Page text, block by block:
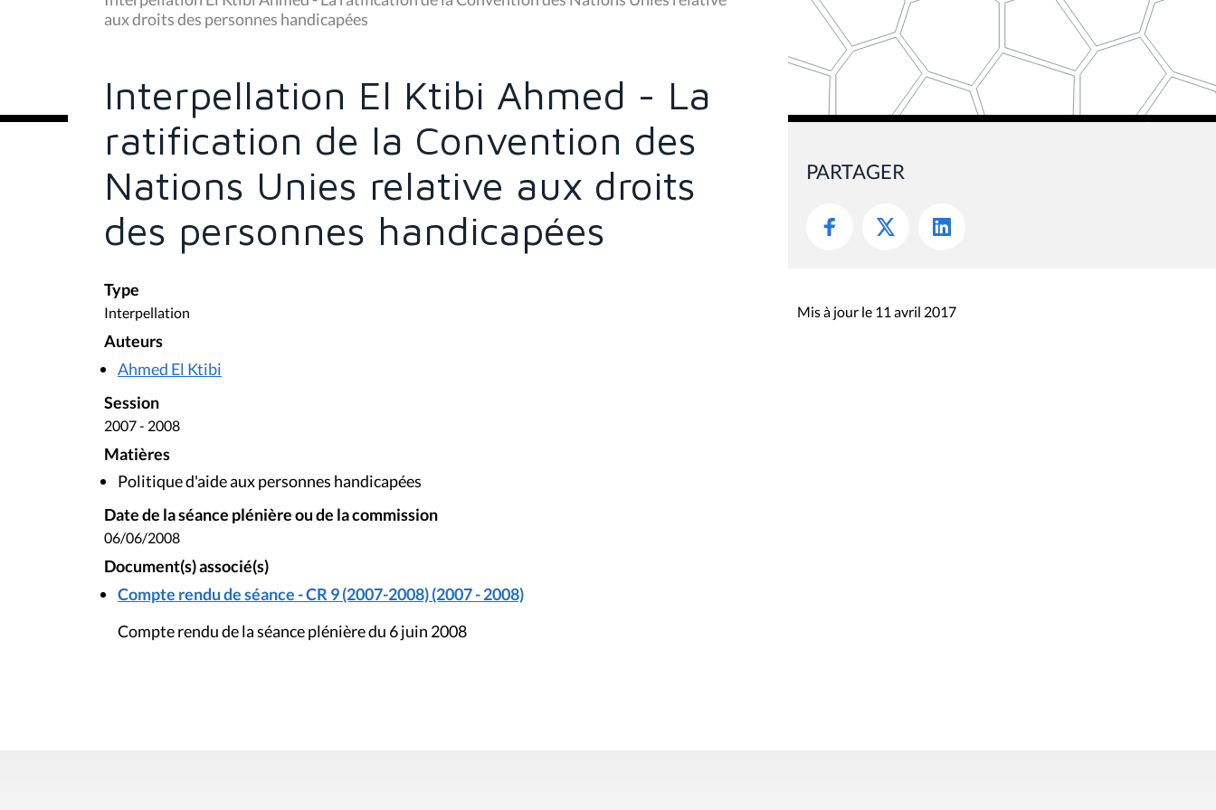
s
ê
:
aux droits des personnes handicapées
Interpellation El Ktibi Ahmed - La
ratification de la Convention des
Nations Unies relative aux droits
des personnes handicapées
Type
Interpellation
Auteurs
Ahmed El Ktibi
Session
2007 - 2008
Matières
Politique d'aide aux personnes handicapées
Date de la séance plénière ou de la commission
06/06/2008
Document(s) associé(s)
Compte rendu de séance - CR 9 (2007-2008) (2007 - 2008)
Compte rendu de la séance plénière du 6 juin 2008
PARTAGER
Mis à jour le 11 avril 2017